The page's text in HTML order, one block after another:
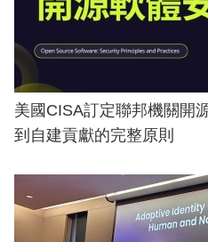
美國CISA訂定聯邦機關開
到自建貢獻的完整原則